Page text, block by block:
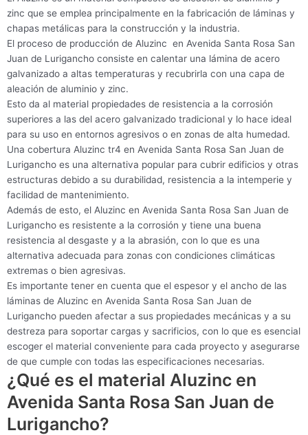
zinc que se emplea principalmente en la fabricación de láminas y
chapas metálicas para la construcción y la industria.
El proceso de producción de Aluzinc en Avenida Santa Rosa San
Juan de Lurigancho consiste en calentar una lámina de acero
galvanizado a altas temperaturas y recubrirla con una capa de
aleación de aluminio y zinc.
Esto da al material propiedades de resistencia a la corrosión
superiores a las del acero galvanizado tradicional y lo hace ideal
para su uso en entornos agresivos o en zonas de alta humedad.
Una cobertura Aluzinc tr4 en Avenida Santa Rosa San Juan de
Lurigancho es una alternativa popular para cubrir edificios y otras
estructuras debido a su durabilidad, resistencia a la intemperie y
facilidad de mantenimiento.
Además de esto, el Aluzinc en Avenida Santa Rosa San Juan de
Lurigancho es resistente a la corrosión y tiene una buena
resistencia al desgaste y a la abrasión, con lo que es una
alternativa adecuada para zonas con condiciones climáticas
extremas o bien agresivas.
Es importante tener en cuenta que el espesor y el ancho de las
láminas de Aluzinc en Avenida Santa Rosa San Juan de
Lurigancho pueden afectar a sus propiedades mecánicas y a su
destreza para soportar cargas y sacrificios, con lo que es esencial
escoger el material conveniente para cada proyecto y asegurarse
de que cumple con todas las especificaciones necesarias.
¿Qué es el material Aluzinc en
Avenida Santa Rosa San Juan de
Lurigancho?